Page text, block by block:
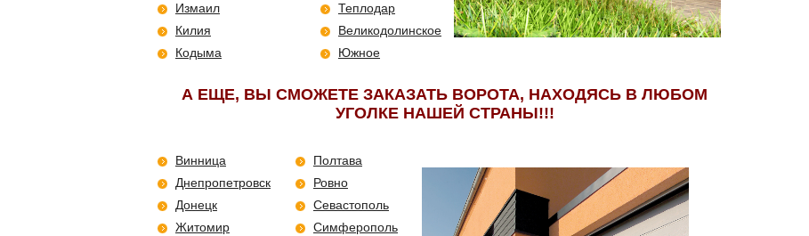
Измаил
Килия
Кодыма
Теплодар
Великодолинское
Южное
А ЕЩЕ, ВЫ СМОЖЕТЕ ЗАКАЗАТЬ ВОРОТА, НАХОДЯСЬ В ЛЮБОМ
УГОЛКЕ НАШЕЙ СТРАНЫ!!!
Винница
Днепропетровск
Донецк
Житомир
Полтава
Ровно
Севастополь
Симферополь